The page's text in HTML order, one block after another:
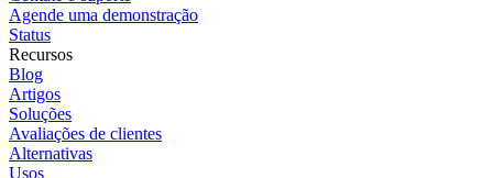
Agende uma demonstração
Status
Recursos
Blog
Artigos
Soluções
Avaliações de clientes
Alternativas
Usos